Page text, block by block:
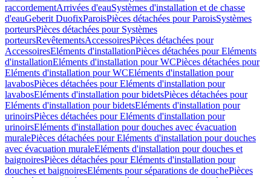
raccordementArrivées d'eauSystèmes d'installation et de chasse
d'eauGeberit DuofixParoisPièces détachées pour ParoisSystèmes
porteursPièces détachées pour Systèmes
porteursRevêtementsAccessoiresPièces détachées pour
AccessoiresEléments d'installationPièces détachées pour Eléments
d'installationEléments d'installation pour WCPièces détachées pour
Eléments d'installation pour WCEléments d'installation pour
lavabosPièces détachées pour Eléments d'installation pour
lavabosEléments d'installation pour bidetsPièces détachées pour
Eléments d'installation pour bidetsEléments d'installation pour
urinoirsPièces détachées pour Eléments d'installation pour
urinoirsEléments d'installation pour douches avec évacuation
muralePièces détachées pour Eléments d'installation pour douches
avec évacuation muraleEléments d'installation pour douches et
baignoiresPièces détachées pour Eléments d'installation pour
douches et baignoiresEléments pour séparations de douchePièces